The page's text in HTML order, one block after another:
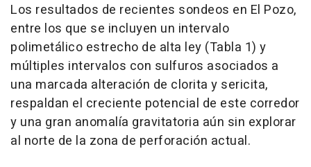
Los resultados de recientes sondeos en El Pozo,
entre los que se incluyen un intervalo
polimetálico estrecho de alta ley (Tabla 1) y
múltiples intervalos con sulfuros asociados a
una marcada alteración de clorita y sericita,
respaldan el creciente potencial de este corredor
y una gran anomalía gravitatoria aún sin explorar
al norte de la zona de perforación actual.